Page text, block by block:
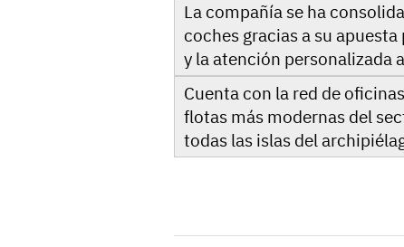
La compañía se ha
coches gracias a su
y la atención personalizada
Cuenta con la red de
flotas más modernas del
todas las islas del